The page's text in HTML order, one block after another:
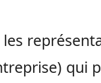
les
qui